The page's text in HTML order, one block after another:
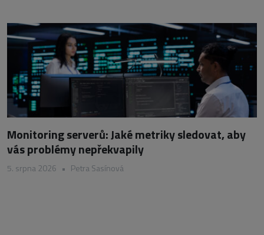
Monitoring serverů: Jaké metriky sledovat, aby
vás problémy nepřekvapily
5. srpna 2026 • Petra Sasínová